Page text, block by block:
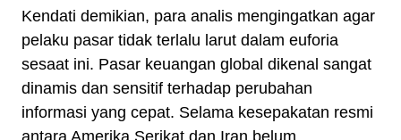
Kendati demikian, para analis mengingatkan agar
pelaku pasar tidak terlalu larut dalam euforia
sesaat ini. Pasar keuangan global dikenal sangat
dinamis dan sensitif terhadap perubahan
informasi yang cepat. Selama kesepakatan resmi